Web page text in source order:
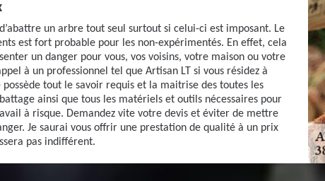
un arbre tout seul surtout si celui-ci est imposant. Le
est fort probable pour les non-expérimentés. En effet, cela
un danger pour vous, vos voisins, votre maison ou votre
à un professionnel tel que Artisan LT si vous résidez à
possède tout le savoir requis et la maitrise des toutes les
ainsi que tous les matériels et outils nécessaires pour
à risque. Demandez vite votre devis et éviter de mettre
Je saurai vous offrir une prestation de qualité à un prix
pas indifférent.